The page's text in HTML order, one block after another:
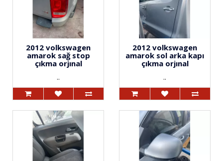
2012 volkswagen
amarok sağ stop
çıkma orjınal
..
2012 volkswagen
amarok sol arka kapı
çıkma orjınal
..